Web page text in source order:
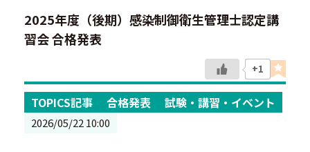
2025年度（後期）感染制御衛生管理士認定講
習会 合格発表
+1
TOPICS記事 合格発表 試験・講習・イベント
2026/05/22 10:00